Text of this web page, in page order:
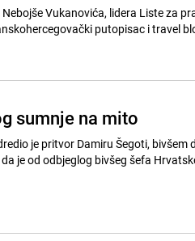
Vukanovića, lidera Liste za
putopisac i travel
sumnje na mito
je pritvor Damiru Šegoti, bivšem
je od odbjeglog bivšeg šefa